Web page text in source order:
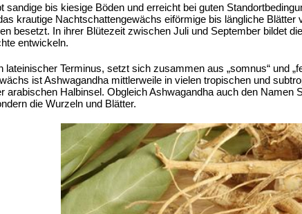
sandige bis kiesige Böden und erreicht bei guten
krautige Nachtschattengewächs eiförmige bis längliche
besetzt. In ihrer Blütezeit zwischen Juli und September bildet
entwickeln.
lateinischer Terminus, setzt sich zusammen aus „somnus“ und
ist Ashwagandha mittlerweile in vielen tropischen und
arabischen Halbinsel. Obgleich Ashwagandha auch den Namen
die Wurzeln und Blätter.